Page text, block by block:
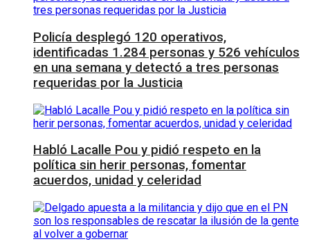
Policía desplegó 120 operativos,
identificadas 1.284 personas y 526 vehículos
en una semana y detectó a tres personas
requeridas por la Justicia
Habló Lacalle Pou y pidió respeto en la
política sin herir personas, fomentar
acuerdos, unidad y celeridad